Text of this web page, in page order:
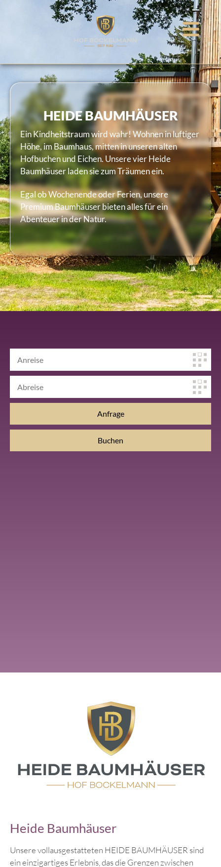
HEIDE BAUMHÄUSER
Ein Kindheitstraum wird wahr! Wohnen in luftiger
Höhe, im Baumhaus, mitten in unseren alten
Hofbuchen und Eichen. Unsere vier Heide
Baumhäuser laden sie zum Träumen ein.
Egal ob Wochenende oder Ferien, unsere
Premium Baumhäuser bieten alles für ein
Abenteuer in der Natur.
Heide Baumhäuser
Unsere vollausgestatteten HEIDE BAUMHÄUSER sind
ein einzigartiges Erlebnis, das die Grenzen zwischen